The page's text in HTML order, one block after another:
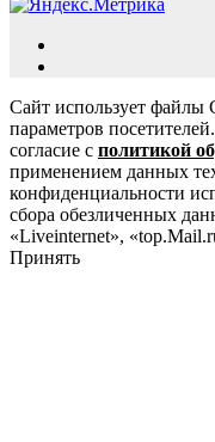
Сайт использует файлы
параметров
согласие с политикой
применением данных
конфиденциальности
сбора обезличенных
«Liveinternet»,
Принять